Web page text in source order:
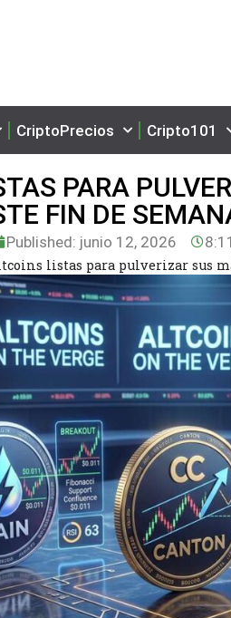
CriptoPrecios Cripto101
PARA
FIN DE
Published: junio 12, 2026
listas para pulverizar sus